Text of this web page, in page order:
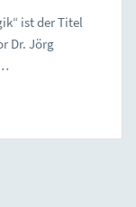
ist der Titel
Dr. Jörg